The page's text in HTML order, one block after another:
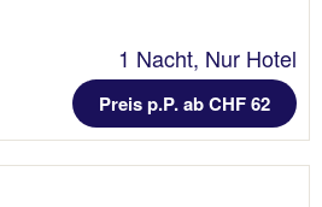
1 Nacht, Nur Hotel
Preis p.P. ab CHF 62